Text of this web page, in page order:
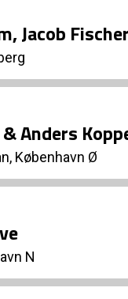
Jacob
Anders
København Ø
N